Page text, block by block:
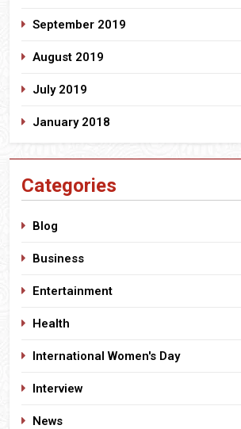
September 2019
August 2019
July 2019
January 2018
Categories
Blog
Business
Entertainment
Health
International Women's Day
Interview
News